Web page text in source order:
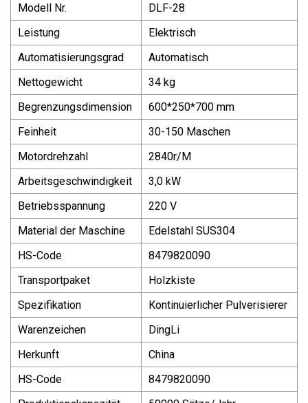
Modell Nr.
DLF-28
Leistung
Elektrisch
Automatisierungsgrad
Automatisch
Nettogewicht
34 kg
Begrenzungsdimension
600*250*700 mm
Feinheit
30-150 Maschen
Motordrehzahl
2840r/M
Arbeitsgeschwindigkeit
3,0 kW
Betriebsspannung
220 V
Material der Maschine
Edelstahl SUS304
HS-Code
8479820090
Transportpaket
Holzkiste
Spezifikation
Kontinuierlicher Pulverisierer
Warenzeichen
DingLi
Herkunft
China
HS-Code
8479820090